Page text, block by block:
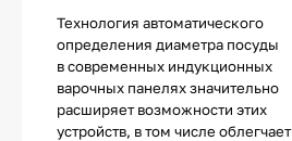
Технология автоматического
определения диаметра посуды
в современных индукционных
варочных панелях значительно
расширяет возможности этих
устройств, в том числе облегчает